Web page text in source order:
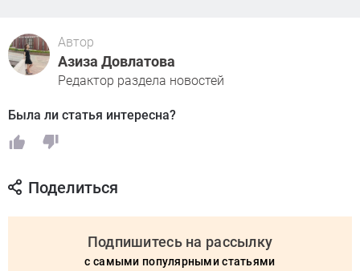
Автор
Азиза Довлатова
Редактор раздела новостей
Была ли статья интересна?
Поделиться
Подпишитесь на рассылку
с самыми популярными статьями